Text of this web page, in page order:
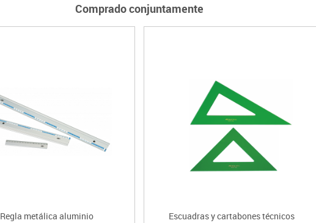
Comprado conjuntamente
Regla metálica aluminio Escuadras y cartabones técnicos